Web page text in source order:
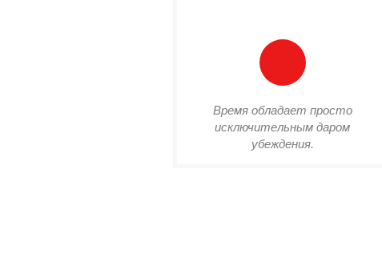
Время обладает просто
исключительным даром
убеждения.